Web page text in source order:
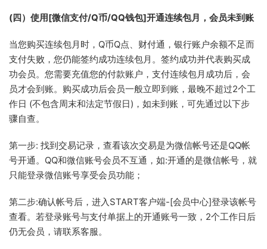
(四）使用[微信支付/Q币/QQ钱包]开通连续包月，会员未到账
当您购买连续包月时，Q币Q点、财付通，银行账户余额不足而
支付失败，您仍能签约成功连续包月。签约成功并代表购买成
功会员。您需要充值您的付款账户，支付连续包月成功后，会
员才会到账。购买成功后会员一般立即到账，最晚不超过2个工
作日 (不包含周末和法定节假日)，如未到账，可先通过以下步
骤自查。
第一步: 找到交易记录，查看该次交易是为微信帐号还是QQ帐
号开通。QQ和微信账号会员不互通，如:开通的是微信帐号，就
只能登录微信账号享受会员功能；
第二步:确认帐号后，进入START客户端-[会员中心]登录该帐号
查看。若登录账号与支付单据上的开通账号一致，2个工作日后
仍无会员，请联系客服。